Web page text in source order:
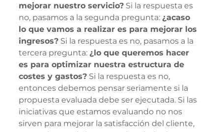
mejorar nuestro servicio? Si la respuesta es
no, pasamos a la segunda pregunta: ¿acaso
lo que vamos a realizar es para mejorar los
ingresos? Si la respuesta es no, pasamos a la
tercera pregunta: ¿lo que queremos hacer
es para optimizar nuestra estructura de
costes y gastos? Si la respuesta es no,
entonces debemos pensar seriamente si la
propuesta evaluada debe ser ejecutada. Si las
iniciativas que estamos evaluando no nos
sirven para mejorar la satisfacción del cliente,